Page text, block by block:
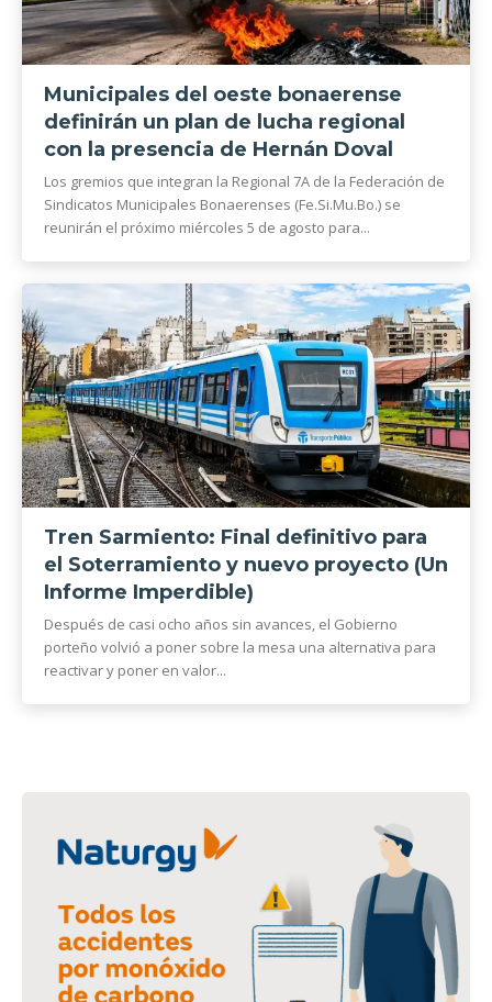
Municipales del oeste bonaerense
definirán un plan de lucha regional
con la presencia de Hernán Doval
Los gremios que integran la Regional 7A de la Federación de
Sindicatos Municipales Bonaerenses (Fe.Si.Mu.Bo.) se
reunirán el próximo miércoles 5 de agosto para...
Tren Sarmiento: Final definitivo para
el Soterramiento y nuevo proyecto (Un
Informe Imperdible)
Después de casi ocho años sin avances, el Gobierno
porteño volvió a poner sobre la mesa una alternativa para
reactivar y poner en valor...